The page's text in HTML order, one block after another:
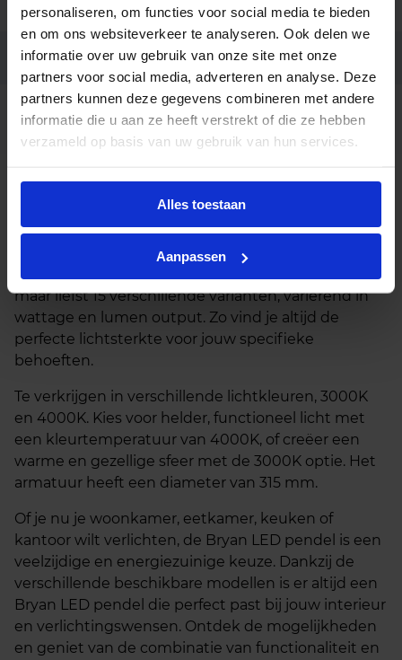
personaliseren, om functies voor social media te bieden
en om ons websiteverkeer te analyseren. Ook delen we
informatie over uw gebruik van onze site met onze
partners voor social media, adverteren en analyse. Deze
partners kunnen deze gegevens combineren met andere
informatie die u aan ze heeft verstrekt of die ze hebben
verzameld op basis van uw gebruik van hun services.
Alles toestaan
Aanpassen
LU053000
Fabrikantnaam pendant
Opties op
aanvraag
Behuizing grijs, Dali dimbaar,
Lichtkleur 4000K, Reflector 60°
De Bryan LED pendellamp is de ideale
verlichtingsoplossing voor wie flexibiliteit en stijl
zoekt. Deze moderne hanglamp is verkrijgbaar in
maar liefst 15 verschillende varianten, variërend in
wattage en lumen output. Zo vind je altijd de
perfecte lichtsterkte voor jouw specifieke
behoeften.
Te verkrijgen in verschillende lichtkleuren, 3000K
en 4000K. Kies voor helder, functioneel licht met
een kleurtemperatuur van 4000K, of creëer een
warme en gezellige sfeer met de 3000K optie. Het
armatuur heeft een diameter van 315 mm.
Of je nu je woonkamer, eetkamer, keuken of
kantoor wilt verlichten, de Bryan LED pendel is een
veelzijdige en energiezuinige keuze. Dankzij de
verschillende beschikbare modellen is er altijd een
Bryan LED pendel die perfect past bij jouw interieur
en verlichtingswensen. Ontdek de mogelijkheden
en geniet van de combinatie van functionaliteit en